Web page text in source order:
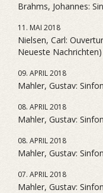
Brahms, Johannes:
11. MAI 2018
Nielsen, Carl:
Neueste Nachrichten)
09. APRIL 2018
Mahler, Gustav:
08. APRIL 2018
Mahler, Gustav:
08. APRIL 2018
Mahler, Gustav:
07. APRIL 2018
Mahler, Gustav: